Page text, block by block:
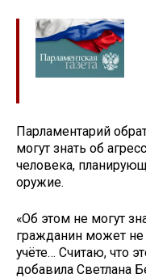
Парламентарий
могут знать об
человека,
оружие.
«Об этом не могут
гражданин может не
учёте… Считаю, что
добавила Светлана